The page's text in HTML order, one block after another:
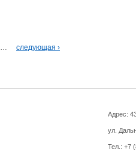
следующая ›
Адрес:
ул.
Тел.: +7